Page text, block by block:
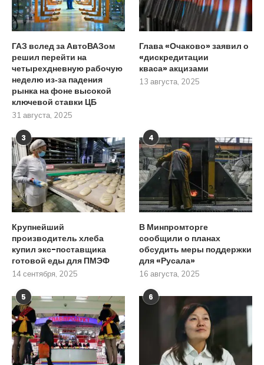
ГАЗ вслед за АвтоВАЗом
решил перейти на
четырехдневную рабочую
неделю из‑за падения
рынка на фоне высокой
ключевой ставки ЦБ
31 августа, 2025
Глава «Очаково» заявил о
«дискредитации
кваса» акцизами
13 августа, 2025
3
Крупнейший
производитель хлеба
купил экс-поставщика
готовой еды для ПМЭФ
14 сентября, 2025
4
В Минпромторге
сообщили о планах
обсудить меры поддержки
для «Русала»
16 августа, 2025
5 6